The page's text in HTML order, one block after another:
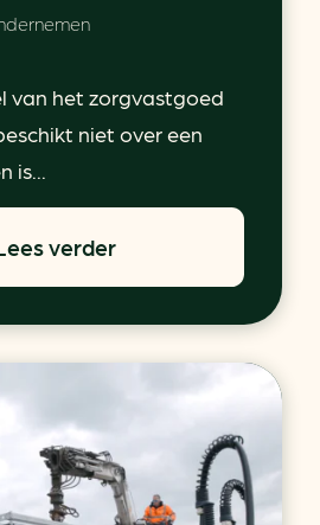
van het zorgvastgoed
niet over een
is...
verder